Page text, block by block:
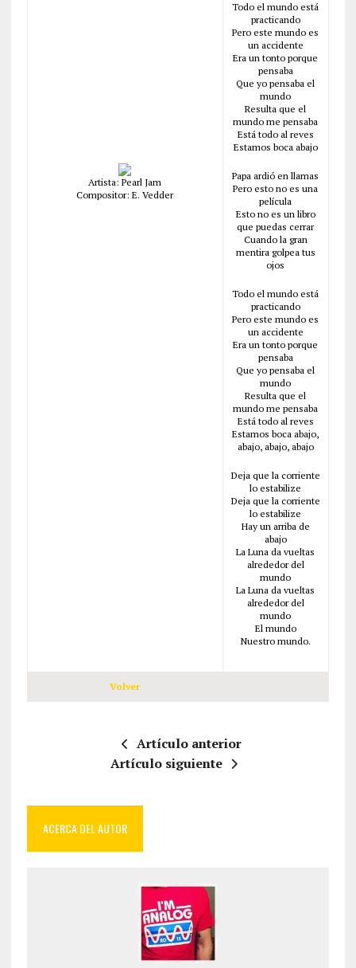
Artista: Pearl Jam
Compositor: E. Vedder
Todo el mundo está
practicando
Pero este mundo es
un accidente
Era un tonto porque
pensaba
Que yo pensaba el
mundo
Resulta que el
mundo me pensaba
Está todo al reves
Estamos boca abajo
Papa ardió en llamas
Pero esto no es una
película
Esto no es un libro
que puedas cerrar
Cuando la gran
mentira golpea tus
ojos
Todo el mundo está
practicando
Pero este mundo es
un accidente
Era un tonto porque
pensaba
Que yo pensaba el
mundo
Resulta que el
mundo me pensaba
Está todo al reves
Estamos boca abajo,
abajo, abajo, abajo
Deja que la corriente
lo estabilize
Deja que la corriente
lo estabilize
Hay un arriba de
abajo
La Luna da vueltas
alrededor del
mundo
La Luna da vueltas
alrededor del
mundo
El mundo
Nuestro mundo.
Volver
Artículo anterior
Artículo siguiente
ACERCA DEL AUTOR